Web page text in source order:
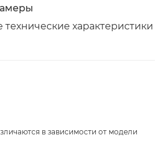
характеристики
в зависимости от модели